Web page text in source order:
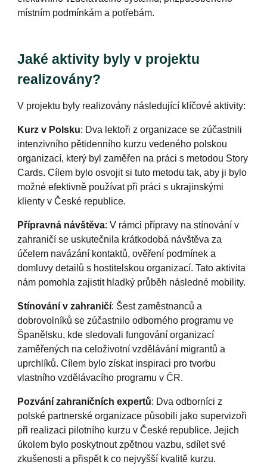
místním podmínkám a potřebám.
Jaké aktivity bylyv projektu
realizovány?
V projektu byly realizovány následující klíčové aktivity:
Kurz v Polsku: Dva lektoři z organizace se zúčastnili
intenzivního pětidenního kurzu vedeného polskou
organizací, který byl zaměřen na práci s metodou Story
Cards. Cílem bylo osvojit si tuto metodu tak, aby ji bylo
možné efektivně používat při práci s ukrajinskými
klienty v České republice.
Přípravná návštěva: V rámci přípravy na stínování v
zahraničí se uskutečnila krátkodobá návštěva za
účelem navázání kontaktů, ověření podmínek a
domluvy detailů s hostitelskou organizací. Tato aktivita
nám pomohlazajistit hladký průběh následné mobility.
Stínování v zahraničí: Šest zaměstnanců a
dobrovolníků se zúčastnilo odborného programu ve
Španělsku, kde sledovali fungování organizací
zaměřených na celoživotní vzdělávání migrantů a
uprchlíků. Cílem bylo získat inspiraci protvorbu
vlastního vzdělávacího programu v ČR.
Pozvání zahraničních expertů: Dva odborníci z
polské partnerské organizace působili jako supervizoři
při realizaci pilotního kurzu v České republice. Jejich
úkolem bylo poskytnout zpětnou vazbu, sdílet své
zkušenosti a přispět k co nejvyšší kvalitě kurzu.